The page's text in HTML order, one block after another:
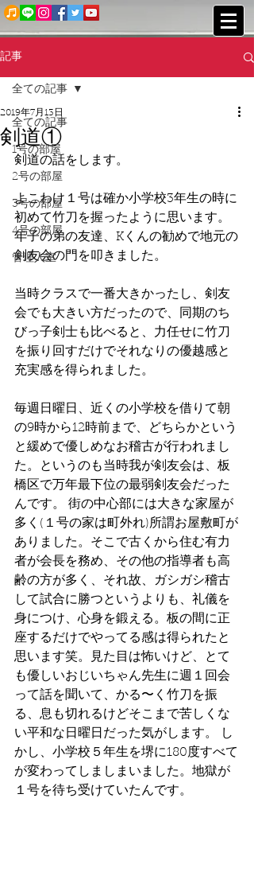
記事
全ての記事
1号の部屋
2号の部屋
3号の部屋
4号の部屋
管理人室
全ての記事
剣道①
2019年7月13日
剣道の話をします。
よこわけ１号は確か小学校3年生の時に
初めて竹刀を握ったように思います。
年子の弟の友達、Kくんの勧めで地元の
剣友会の門を叩きました。
当時クラスで一番大きかったし、剣友
会でも大きい方だったので、同期のち
びっ子剣士も比べると、力任せに竹刀
を振り回すだけでそれなりの優越感と
充実感を得られました。
毎週日曜日、近くの小学校を借りて朝
の9時から12時前まで、どちらかという
と緩めで優しめなお稽古が行われまし
た。というのも当時我が剣友会は、板
橋区で万年最下位の最弱剣友会だった
んです。 街の中心部には大きな家屋が
多く(１号の家は町外れ)所謂お屋敷町が
ありました。そこで古くから住む有力
者が会長を務め、その他の指導者も高
齢の方が多く、それ故、ガシガシ稽古
して試合に勝つというよりも、礼儀を
身につけ、心身を鍛える。板の間に正
座するだけでやってる感は得られたと
思います笑。見た目は怖いけど、とて
も優しいおじいちゃん先生に週１回会
って話を聞いて、かる〜く竹刀を振
る、息も切れるけどそこまで苦しくな
い平和な日曜日だった気がします。 し
かし、小学校５年生を堺に180度すべて
が変わってしましまいました。地獄が
１号を待ち受けていたんです。